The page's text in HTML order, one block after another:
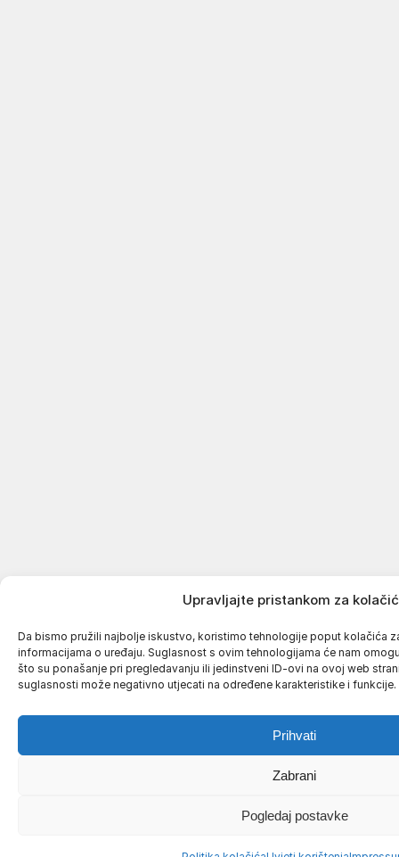
Upravljajte pristankom za
Da bismo pružili najbolje iskustvo, koristimo tehnologije poput kolačića
informacijama o uređaju. Suglasnost s ovim tehnologijama će nam
što su ponašanje pri pregledavanju ili jedinstveni ID-ovi na ovoj web
suglasnosti može negativno utjecati na određene karakteristike i funkcije.
Prihvati
Zabrani
Pogledaj postavke